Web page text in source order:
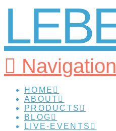
Navigation
HOME
ABOUT
PRODUCTS
BLOG
LIVE-EVENTS